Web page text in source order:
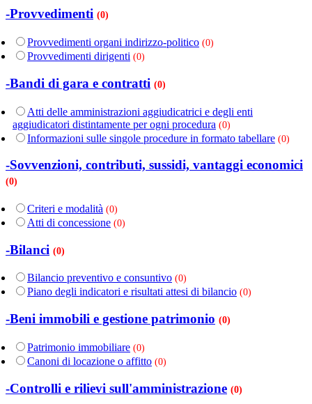
-Provvedimenti (0)
Provvedimenti organi indirizzo-politico (0)
Provvedimenti dirigenti (0)
-Bandi di gara e contratti (0)
Atti delle amministrazioni aggiudicatrici e degli enti
aggiudicatori distintamente per ogni procedura (0)
Informazioni sulle singole procedure in formato tabellare (0)
-Sovvenzioni, contributi, sussidi, vantaggi economici
(0)
Criteri e modalità (0)
Atti di concessione (0)
-Bilanci (0)
Bilancio preventivo e consuntivo (0)
Piano degli indicatori e risultati attesi di bilancio (0)
-Beni immobili e gestione patrimonio (0)
Patrimonio immobiliare (0)
Canoni di locazione o affitto (0)
-Controlli e rilievi sull'amministrazione (0)